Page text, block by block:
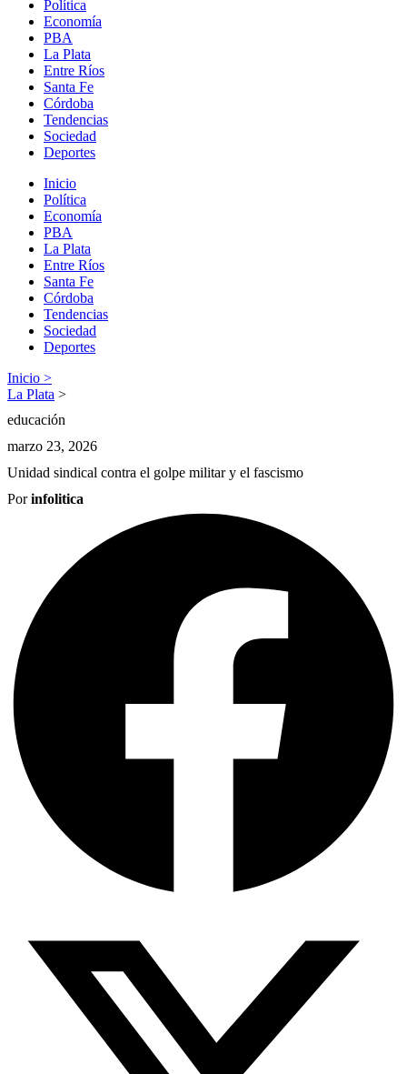
Política
Economía
PBA
La Plata
Entre Ríos
Santa Fe
Córdoba
Tendencias
Sociedad
Deportes
Inicio
Política
Economía
PBA
La Plata
Entre Ríos
Santa Fe
Córdoba
Tendencias
Sociedad
Deportes
Inicio >
La Plata >
educación
marzo 23, 2026
Unidad sindical contra el golpe militar y el fascismo
Porinfolitica